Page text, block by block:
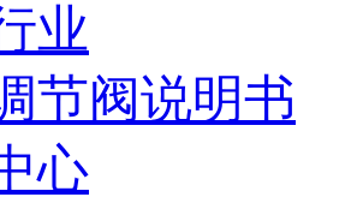
业
节阀说明书
心